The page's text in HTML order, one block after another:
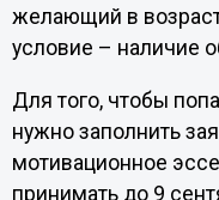
желающий в
условие – наличие
Для того, чтобы
нужно заполнить
мотивационное
принимать до 9